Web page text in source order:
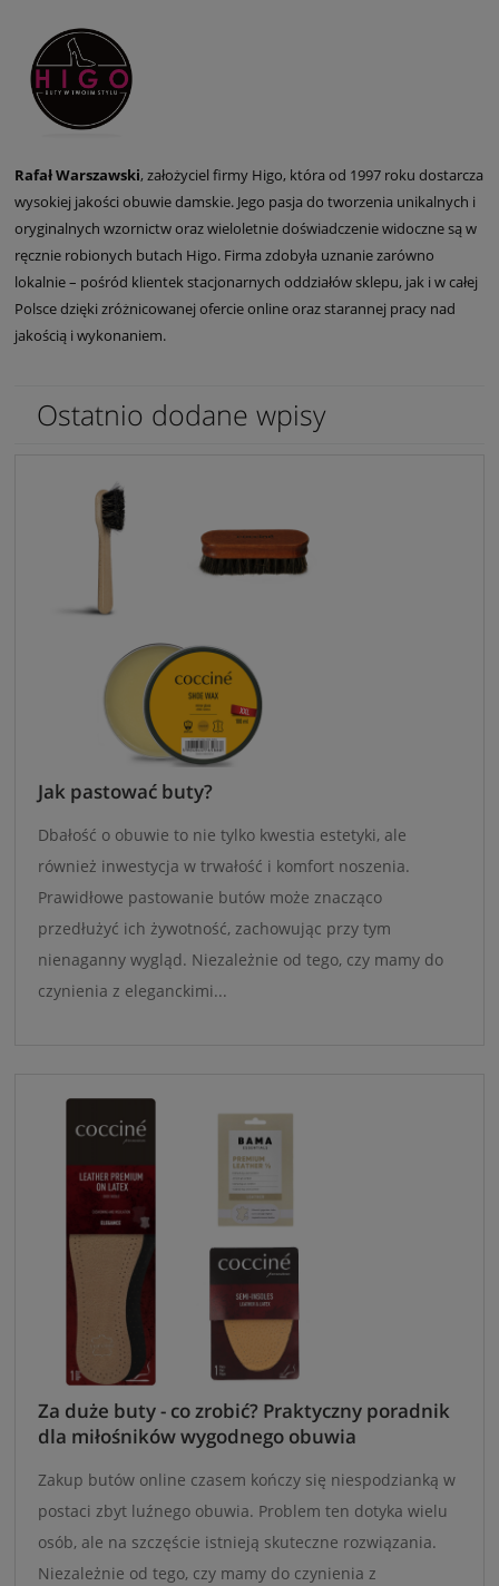
Rafał Warszawski, założyciel firmy Higo, która od 1997 roku dostarcza
wysokiej jakości obuwie damskie. Jego pasja do tworzenia unikalnych i
oryginalnych wzornictw oraz wieloletnie doświadczenie widoczne są w
ręcznie robionych butach Higo. Firma zdobyła uznanie zarówno
lokalnie – pośród klientek stacjonarnych oddziałów sklepu, jak i w całej
Polsce dzięki zróżnicowanej ofercie online oraz starannej pracy nad
jakością i wykonaniem.
Ostatnio dodane wpisy
Jak pastować buty?
Dbałość o obuwie to nie tylko kwestia estetyki, ale
również inwestycja w trwałość i komfort noszenia.
Prawidłowe pastowanie butów może znacząco
przedłużyć ich żywotność, zachowując przy tym
nienaganny wygląd. Niezależnie od tego, czy mamy do
czynienia z eleganckimi...
Za duże buty - co zrobić? Praktyczny poradnik
dla miłośników wygodnego obuwia
Zakup butów online czasem kończy się niespodzianką w
postaci zbyt luźnego obuwia. Problem ten dotyka wielu
osób, ale na szczęście istnieją skuteczne rozwiązania.
Niezależnie od tego, czy mamy do czynienia z